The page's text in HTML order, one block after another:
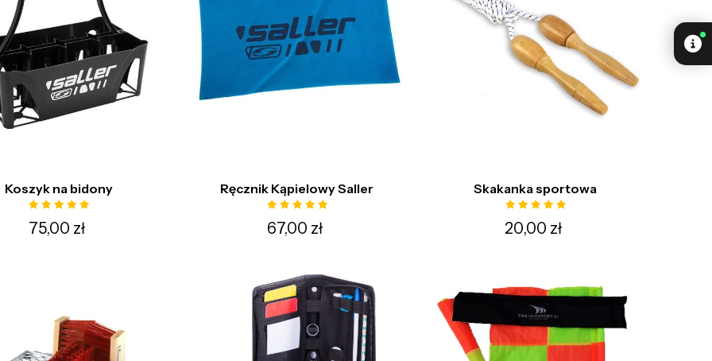
Koszyk na bidony
75,00 zł
Ręcznik Kąpielowy Saller
67,00 zł
Skakanka sportowa
20,00 zł